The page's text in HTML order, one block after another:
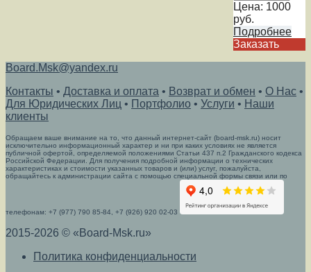
Цена: 1000
руб.
Подробнее
Заказать
Board.Msk@yandex.ru
Контакты • Доставка и оплата • Возврат и обмен • О Нас •
Для Юридических Лиц • Портфолио • Услуги • Наши
клиенты
Обращаем ваше внимание на то, что данный интернет-сайт (board-msk.ru) носит
исключительно информационный характер и ни при каких условиях не является
публичной офертой, определяемой положениями Статьи 437 п.2 Гражданского кодекса
Российской Федерации. Для получения подробной информации о технических
характеристиках и стоимости указанных товаров и (или) услуг, пожалуйста,
обращайтесь к администрации сайта с помощью специальной формы связи или по
телефонам: +7 (977) 790 85-84, +7 (926) 920 02-03
2015-2026 © «Board-Msk.ru»
Политика конфиденциальности